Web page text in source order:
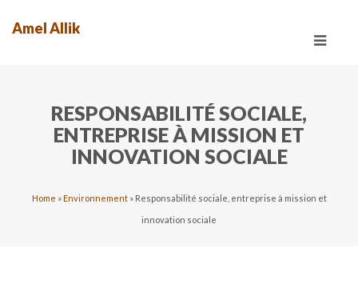
Toggle
Amel Allik
RESPONSABILITÉ SOCIALE,
ENTREPRISE À MISSION ET
INNOVATION SOCIALE
Home »Environnement» Responsabilité sociale, entreprise à mission et
innovation sociale